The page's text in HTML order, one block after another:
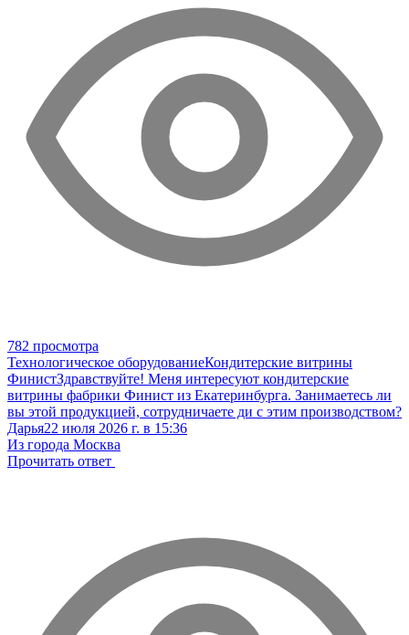
782 просмотра
Технологическое оборудованиеКондитерские витрины
ФинистЗдравствуйте! Меня интересуют кондитерские
витрины фабрики Финист из Екатеринбурга. Занимаетесь ли
вы этой продукцией, сотрудничаете ди с этим производством?
Дарья22 июля 2026 г. в 15:36
Из города Москва
Прочитать ответ